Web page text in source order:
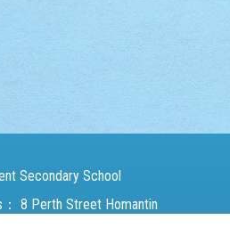
Secondary School
8 Perth Street Homantin